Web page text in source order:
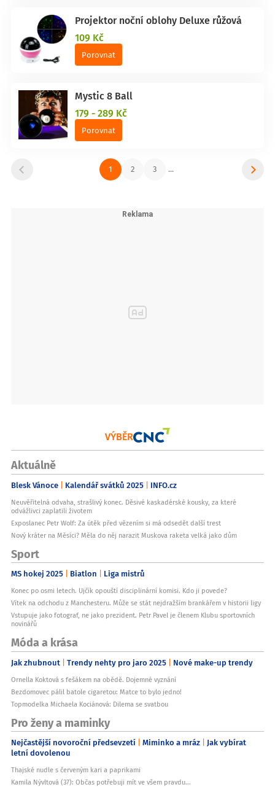
Projektor noční oblohy Deluxe růžová
109 Kč
Porovnat
Mystic 8 Ball
179 - 289 Kč
Porovnat
1 2 3 ...
VÝBĚR
Aktuálně
Blesk Vánoce Kalendář svátků 2025 INFO.cz
Neuvěřitelná odvaha, strašlivý konec. Děsivé kaskadérské kousky, za které
odvážlivci zaplatili životem
Exposlanec Petr Wolf: Za útěk před vězením si má odsedět další trest
Nový kráter na Měsíci? Měla do něj narazit Muskova raketa velká jako dům
Sport
MS hokej 2025 Biatlon Liga mistrů
Konec po osmi letech. Ujčík opouští disciplinární komisi. Kdo ji povede?
Vítek na odchodu z Manchesteru. Může se stát nejdražším brankářem v historii ligy
Vstupuje jako fotograf, ne jako prezident. Petr Pavel je členem Klubu sportovních
novinářů
Móda a krása
Jak zhubnout Trendy nehty pro jaro 2025 Nové make-up trendy
Ornella Koktová s fešákem na obědě. Dojemné vyznání
Bezdomovec pálil batole cigaretou: Matce to bylo jedno!
Topmodelka Michaela Kociánová: Dilema se svatbou
Pro ženy a maminky
Nejčastější novoroční předsevzetí Miminko a mráz Jak vybírat
letní dovolenou
Thajské nudle s červeným kari a paprikami
Kamila Nývltová (37): Občas potřebuji mít ve všem pravdu...